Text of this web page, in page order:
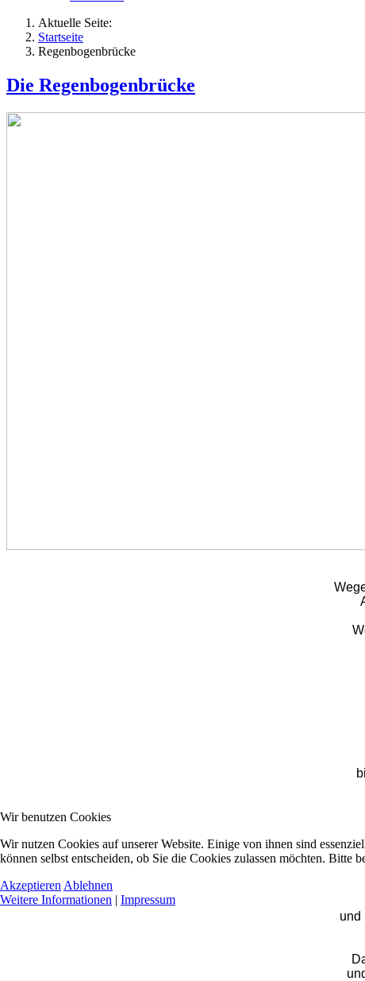
Aktuelle Seite:
Startseite
Regenbogenbrücke
Die Regenbogenbrücke
und
Wir benutzen Cookies
Wir nutzen Cookies auf unserer Website. Einige von ihnen sind
können selbst entscheiden, ob Sie die Cookies zulassen möchten.
Akzeptieren Ablehnen
Weitere Informationen | Impressum